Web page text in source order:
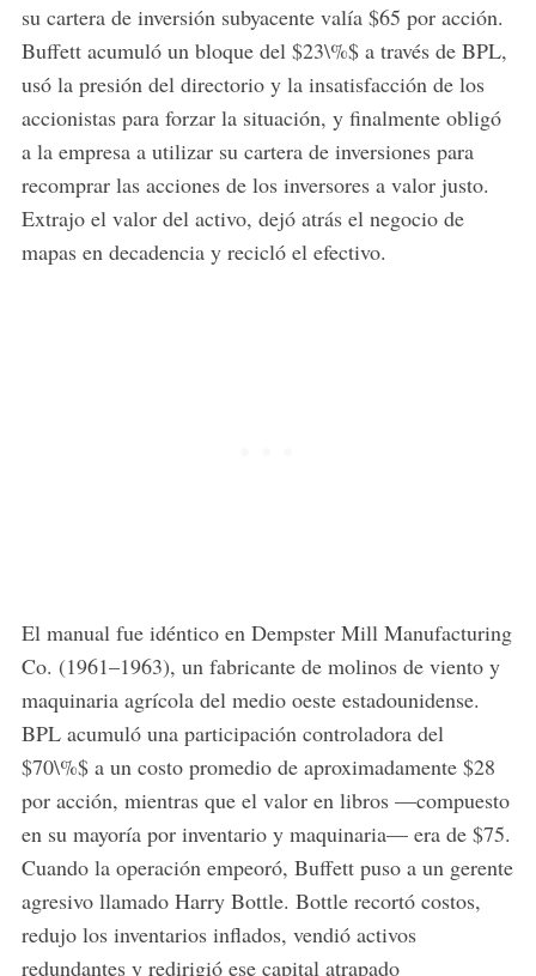
su cartera de inversión subyacente valía $65 por acción.
Buffett acumuló un bloque del $23\%$ a través de BPL,
usó la presión del directorio y la insatisfacción de los
accionistas para forzar la situación, y finalmente obligó
a la empresa a utilizar su cartera de inversiones para
recomprar las acciones de los inversores a valor justo.
Extrajo el valor del activo, dejó atrás el negocio de
mapas en decadencia y recicló el efectivo.
El manual fue idéntico en Dempster Mill Manufacturing
Co. (1961–1963), un fabricante de molinos de viento y
maquinaria agrícola del medio oeste estadounidense.
BPL acumuló una participación controladora del
$70\%$ a un costo promedio de aproximadamente $28
por acción, mientras que el valor en libros —compuesto
en su mayoría por inventario y maquinaria— era de $75.
Cuando la operación empeoró, Buffett puso a un gerente
agresivo llamado Harry Bottle. Bottle recortó costos,
redujo los inventarios inflados, vendió activos
redundantes y redirigió ese capital atrapado